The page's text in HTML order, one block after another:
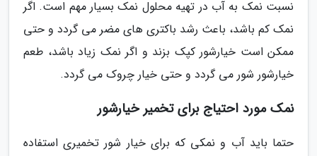
نسبت نمک به آب در تهیه محلول نمک بسیار مهم است. اگر
نمک کم باشد، باعث رشد باکتری های مضر می گردد و حتی
ممکن است خیارشور کپک بزند و اگر نمک زیاد باشد، طعم
خیارشور شور می گردد و حتی خیار چروک می گردد.
نمک مورد احتیاج برای تخمیر خیارشور
حتما باید آب و نمکی که برای خیار شور تخمیری استفاده